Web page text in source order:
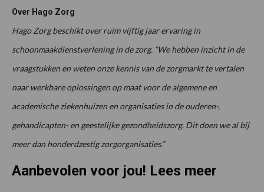
Over Hago Zorg
Hago Zorg beschikt over ruim vijftig jaar ervaring in
schoonmaakdienstverlening in de zorg. “We hebben inzicht in de
vraagstukken en weten onze kennis van de zorgmarkt te vertalen
naar werkbare oplossingen op maat voor de algemene en
academische ziekenhuizen en organisaties in de ouderen-,
gehandicapten- en geestelijke gezondheidszorg. Dit doen we al bij
meer dan honderdzestig zorgorganisaties.”
Aanbevolen voor jou! Lees meer